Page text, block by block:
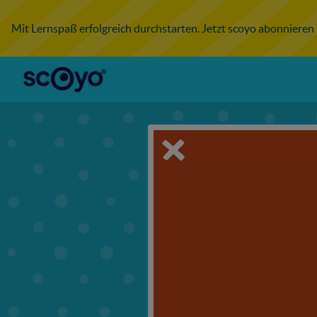
Mit Lernspaß erfolgreich durchstarten. Jetzt scoyo